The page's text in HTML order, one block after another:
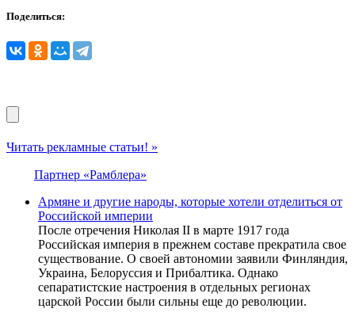
Поделиться:
Читать рекламные статьи! »
Партнер «Рамблера»
Армяне и другие народы, которые хотели отделиться от
Российской империи
После отречения Николая II в марте 1917 года
Российская империя в прежнем составе прекратила свое
существование. О своей автономии заявили Финляндия,
Украина, Белоруссия и Прибалтика. Однако
сепаратистские настроения в отдельных регионах
царской России были сильны еще до революции.